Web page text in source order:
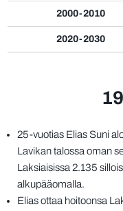
2000-2010
2020-2030
25-vuotias Elias Suni
Lavikan talossa oman
Laksiaisissa 2.135
alkupääomalla.
Elias ottaa hoitoonsa